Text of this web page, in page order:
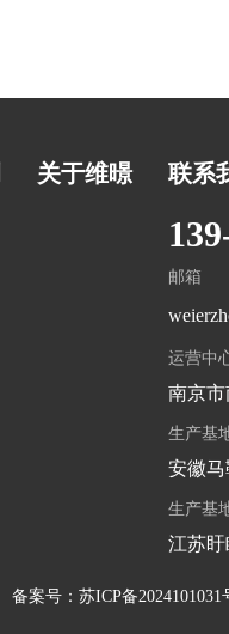
关于维暻 联系
邮箱
运营中
南京
生产基
安徽马
生产基
江苏盱
备案号： 苏ICP备2024101031